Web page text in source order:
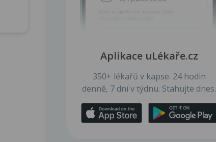
Aplikace uLékaře.cz
350+ lékařů v kapse. 24 hodin
denně, 7 dní v týdnu. Stahujte dnes.